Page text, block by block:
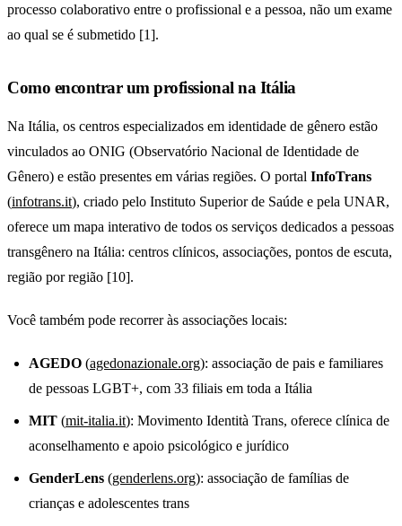
processo colaborativo entre o profissional e a pessoa, não um exame
ao qual se é submetido [1].
Como encontrar um profissional na Itália
Na Itália, os centros especializados em identidade de gênero estão
vinculados ao ONIG (Observatório Nacional de Identidade de
Gênero) e estão presentes em várias regiões. O portal InfoTrans
(infotrans.it), criado pelo Instituto Superior de Saúde e pela UNAR,
oferece um mapa interativo de todos os serviços dedicados a pessoas
transgênero na Itália: centros clínicos, associações, pontos de escuta,
região por região [10].
Você também pode recorrer às associações locais:
AGEDO (agedonazionale.org): associação de pais e familiares
de pessoas LGBT+, com 33 filiais em toda a Itália
MIT (mit-italia.it): Movimento Identità Trans, oferece clínica de
aconselhamento e apoio psicológico e jurídico
GenderLens (genderlens.org): associação de famílias de
crianças e adolescentes trans